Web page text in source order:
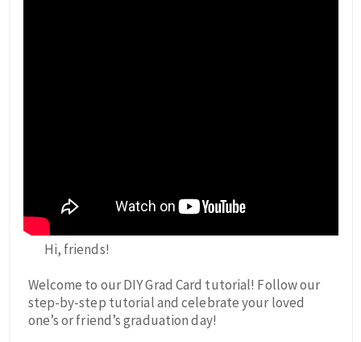
Hi, friends!
Welcome to our DIY Grad Card tutorial! Follow our
step-by-step tutorial and celebrate your loved
one’s or friend’s graduation day!